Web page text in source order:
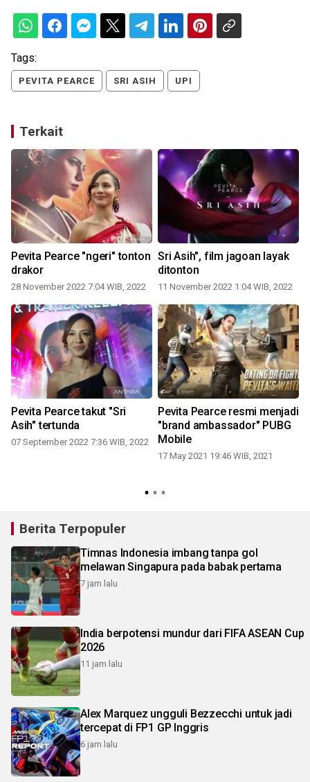
Tags:
PEVITA PEARCE SRI ASIH UPI
Terkait
Pevita Pearce "ngeri" tonton
drakor
28 November 2022 7:04 WIB, 2022
Sri Asih", film jagoan layak
ditonton
11 November 2022 1:04 WIB, 2022
Pevita Pearce takut "Sri
Asih" tertunda
07 September 2022 7:36 WIB, 2022
Pevita Pearce resmi menjadi
"brand ambassador" PUBG
Mobile
17 May 2021 19:46 WIB, 2021
Berita Terpopuler
Timnas Indonesia imbang tanpa gol
melawan Singapura pada babak pertama
7 jam lalu
India berpotensi mundur dari FIFA ASEAN Cup
2026
11 jam lalu
Alex Marquez ungguli Bezzecchi untuk jadi
tercepat di FP1 GP Inggris
6 jam lalu